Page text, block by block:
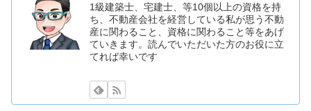
1級建築士、宅建士、等10個以上の資格を持
ち、不動産会社を経営している私が思う不動
産に関わること、資格に関わること等をあげ
ていきます。読んでいただいた方のお役に立
てれば幸いです